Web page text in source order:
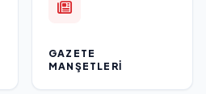
GAZETE
MANŞETLERI